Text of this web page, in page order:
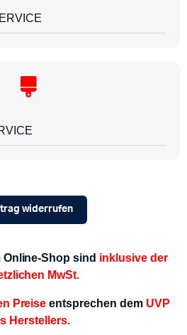
widerrufen
Shop sind inklusive der
MwSt.
Preise entsprechen dem UVP
Herstellers.